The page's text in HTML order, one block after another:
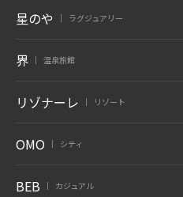
星のや ラグジュアリー
界 温泉旅館
リゾナーレ リゾート
OMO シティ
BEB カジュアル